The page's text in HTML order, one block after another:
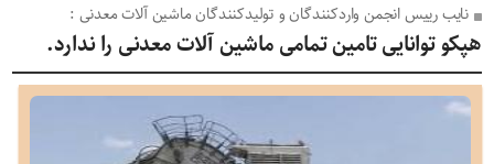
نایب رییس انجمن واردکنندگان و تولیدکنندگان ماشین آلات معدنی :
هپکو توانایی تامین تمامی ماشین آلات معدنی را ندارد.